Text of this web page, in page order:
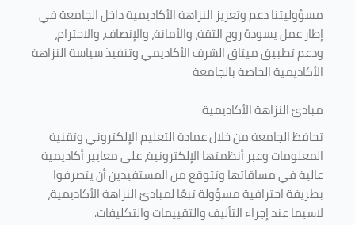
مسؤوليتنا دعم وتعزيز النزاهة الأكاديمية داخل الجامعة في
إطار عمل يسودهُ روح الثقة، والأمانة، والإنصاف، والاحترام،
ودعم تطبيق ميثاق الشرف الأكاديمي وتنفيذ سياسة النزاهة
الأكاديمية الخاصة بالجامعة
مبادئ النزاهة الأكاديمية
تحافظ الجامعة من خلال عمادة التعليم الإلكتروني وتقنية
المعلومات وعبر أنظمتها الإلكترونية، على معايير أكاديمية
عالية في مساقاتها وتتوقع من المستفيدين أن يتصرفوا
بطريقة احترافية مسؤولة تبعًا لمبادئ النزاهة الأكاديمية،
لاسيما عند إجراء التأليف والتقييمات والتكليفات.